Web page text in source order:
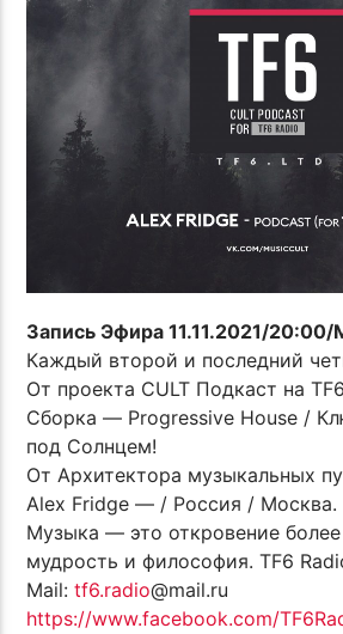
Запись Эфира 11.11.2021/
Каждый второй и последний
От проекта CULT Подкаст на
Сборка — Progressive House /
под Солнцем!
От Архитектора музыкальных
Alex Fridge — / Россия / Москва.
Музыка — это откровение
мудрость и философия. TF6
Mail:tf6.radio@mail.ru
https://www.facebook.com/